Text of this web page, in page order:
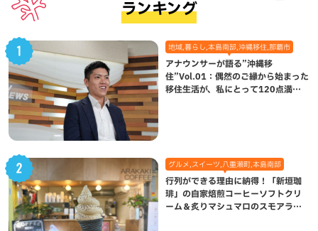
ランキング
地域,暮らし,本島南部,沖縄移住,那覇市
アナウンサーが語る”沖縄移
住”Vol.01：偶然のご縁から始まった
移住生活が、私にとって120点満点
グルメ,スイーツ,八重瀬町,本島南部
行列ができる理由に納得！「新垣珈
琲」の自家焙煎コーヒーソフトクリ
ーム＆炙りマシュマロのスモアラテ